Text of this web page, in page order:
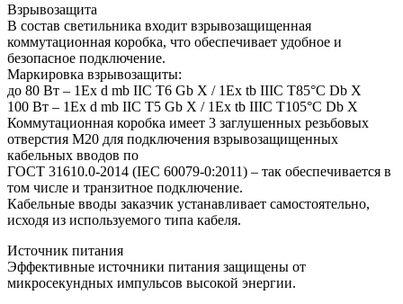
Взрывозащита
В состав светильника входит взрывозащищенная
коммутационная коробка, что обеспечивает удобное и
безопасное подключение.
Маркировка взрывозащиты:
до 80 Вт – 1Ex d mb IIC T6 Gb X / 1Ex tb IIIC T85°C Db X
100 Вт – 1Ex d mb IIC T5 Gb X / 1Ex tb IIIC T105°C Db X
Коммутационная коробка имеет 3 заглушенных резьбовых
отверстия M20 для подключения взрывозащищенных
кабельных вводов по
ГОСТ 31610.0-2014 (IEC 60079-0:2011) – так обеспечивается в
том числе и транзитное подключение.
Кабельные вводы заказчик устанавливает самостоятельно,
исходя из используемого типа кабеля.
Источник питания
Эффективные источники питания защищены от
микросекундных импульсов высокой энергии.